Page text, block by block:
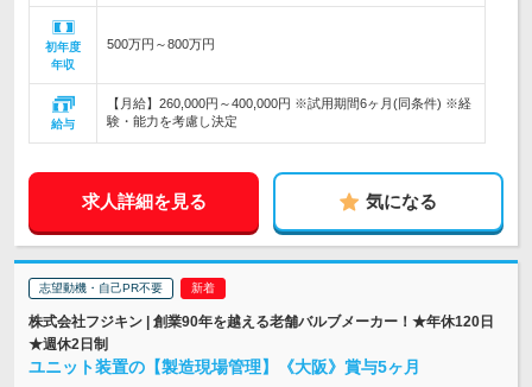
初年度
年収
500万円～800万円
給与
【月給】260,000円～400,000円 ※試用期間6ヶ月(同条件) ※経
験・能力を考慮し決定
求人詳細を見る 気になる
志望動機・自己PR不要
株式会社フジキン | 創業90年を越える老舗バルブメーカー！★年休120日
★週休2日制
ユニット装置の【製造現場管理】《大阪》賞与5ヶ月